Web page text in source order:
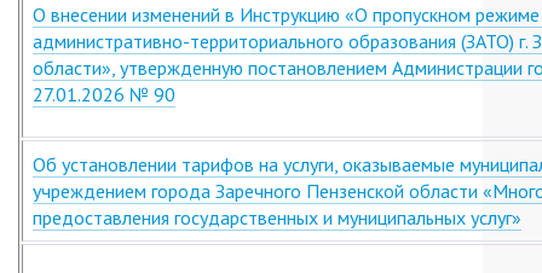
О внесении изменений в Инструкцию «О пропускном режиме
административно-территориального образования (ЗАТО) г.
области», утвержденную постановлением Администрации
27.01.2026 № 90
Об установлении тарифов на услуги, оказываемые
учреждением города Заречного Пензенской области
предоставления государственных и муниципальных услуг»